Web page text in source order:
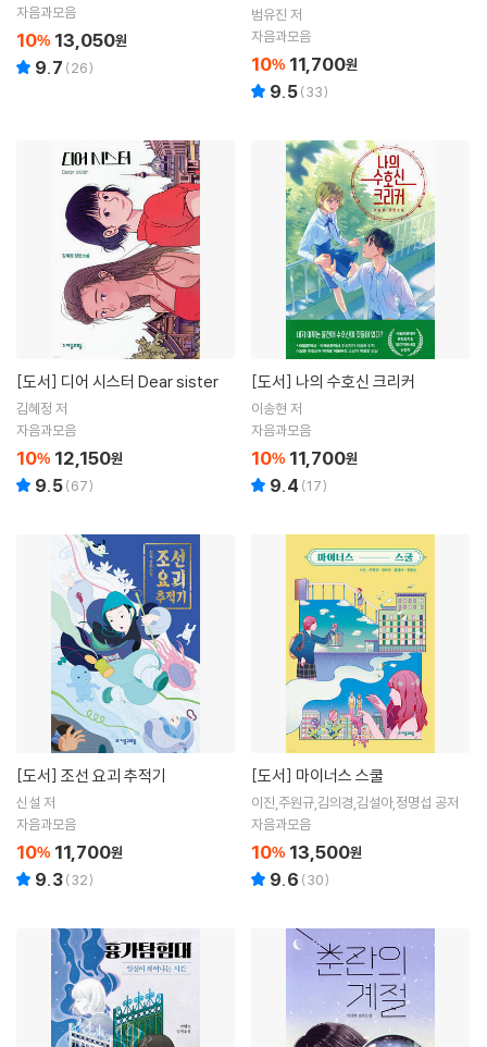
자음과모음
10% 13,050원
9.7 (26)
범유진 저
자음과모음
10% 11,700원
9.5(33)
[도서] 디어 시스터 Dear sister
김혜정 저
자음과모음
10% 12,150원
9.5(67)
[도서] 나의 수호신 크리커
이송현 저
자음과모음
10% 11,700원
9.4 (17)
[도서] 조선 요괴 추적기
신설 저
자음과모음
10% 11,700원
9.3(32)
[도서] 마이너스 스쿨
이진,주원규,김의경,김설아,정명섭 공저
자음과모음
10% 13,500원
9.6 (30)